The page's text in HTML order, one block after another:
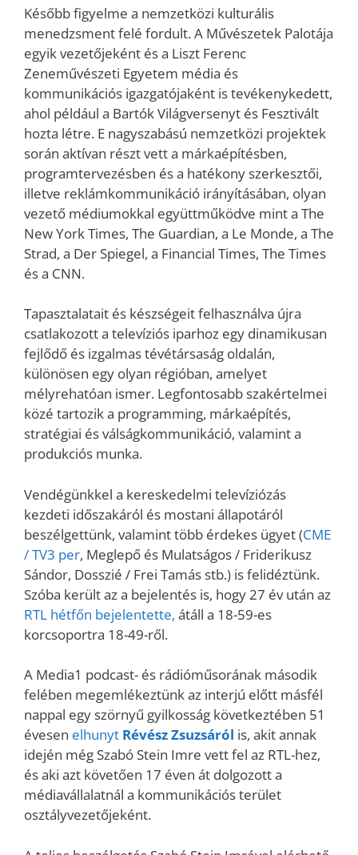
Később figyelme a nemzetközi kulturális
menedzsment felé fordult. A Művészetek Palotája
egyik vezetőjeként és a Liszt Ferenc
Zeneművészeti Egyetem média és
kommunikációs igazgatójaként is tevékenykedett,
ahol például a Bartók Világversenyt és Fesztivált
hozta létre. E nagyszabású nemzetközi projektek
során aktívan részt vett a márkaépítésben,
programtervezésben és a hatékony szerkesztői,
illetve reklámkommunikáció irányításában, olyan
vezető médiumokkal együttműködve mint a The
New York Times, The Guardian, a Le Monde, a The
Strad, a Der Spiegel, a Financial Times, The Times
és a CNN.
Tapasztalatait és készségeit felhasználva újra
csatlakozott a televíziós iparhoz egy dinamikusan
fejlődő és izgalmas tévétársaság oldalán,
különösen egy olyan régióban, amelyet
mélyrehatóan ismer. Legfontosabb szakértelmei
közé tartozik a programming, márkaépítés,
stratégiai és válságkommunikáció, valamint a
produkciós munka.
Vendégünkkel a kereskedelmi televíziózás
kezdeti időszakáról és mostani állapotáról
beszélgettünk, valamint több érdekes ügyet (CME
/ TV3 per, Meglepő és Mulatságos / Friderikusz
Sándor, Dosszié / Frei Tamás stb.) is felidéztünk.
Szóba került az a bejelentés is, hogy 27 év után az
RTL hétfőn bejelentette, átáll a 18-59-es
korcsoportra 18-49-ről.
A Media1 podcast- és rádióműsorának második
felében megemlékeztünk az interjú előtt másfél
nappal egy szörnyű gyilkosság következtében 51
évesen elhunyt Révész Zsuzsáról is, akit annak
idején még Szabó Stein Imre vett fel az RTL-hez,
és aki azt követően 17 éven át dolgozott a
médiavállalatnál a kommunikációs terület
osztályvezetőjeként.